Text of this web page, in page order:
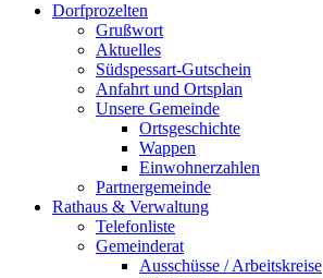
Dorfprozelten
Grußwort
Aktuelles
Südspessart-Gutschein
Anfahrt und Ortsplan
Unsere Gemeinde
Ortsgeschichte
Wappen
Einwohnerzahlen
Partnergemeinde
Rathaus & Verwaltung
Telefonliste
Gemeinderat
Ausschüsse / Arbeitskreise